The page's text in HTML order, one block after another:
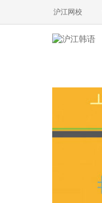
沪江网校